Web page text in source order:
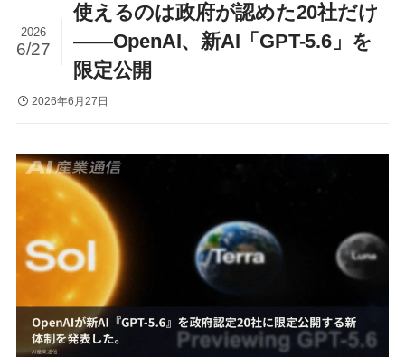
使えるのは政府が認めた20社だけ
——OpenAI、新AI「GPT-5.6」を
限定公開
2026
6/27
2026年6月27日